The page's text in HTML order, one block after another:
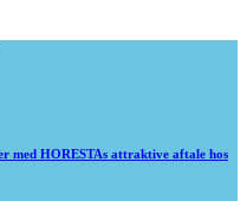
med HORESTAs attraktive aftale hos